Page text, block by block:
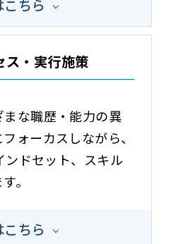
ちら
ス・実行施策
な職歴・能力の異
ォーカスしながら、
ンドセット、スキル
。
ちら